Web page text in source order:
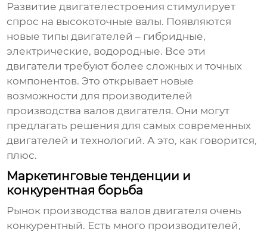
Развитие двигателестроения стимулирует
спрос на высокоточные валы. Появляются
новые типы двигателей – гибридные,
электрические, водородные. Все эти
двигатели требуют более сложных и точных
компонентов. Это открывает новые
возможности для производителей
производства валов двигателя. Они могут
предлагать решения для самых современных
двигателей и технологий. А это, как говорится,
плюс.
Маркетинговые тенденции и
конкурентная борьба
Рынок производства валов двигателя очень
конкурентный. Есть много производителей,